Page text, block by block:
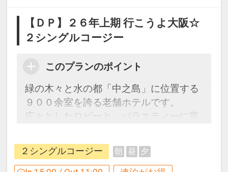
【ＤＰ】２６年上期 行こうよ大阪☆
２シングルコージー
このプランのポイント
緑の木々と水の都「中之島」に位置する
９００余室を誇る老舗ホテルです。
広々としたロビーと、バラエティーに富
う工夫されています。
２シングルコージー 朝 昼 夕